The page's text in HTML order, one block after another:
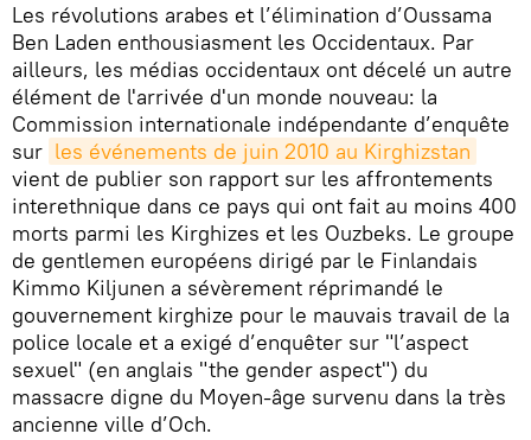
Les révolutions arabes et l’élimination d’Oussama
Ben Laden enthousiasment les Occidentaux. Par
ailleurs, les médias occidentaux ont décelé un autre
élément de l'arrivée d'un monde nouveau: la
Commission internationale indépendante d’enquête
sur les événements de juin 2010 au Kirghizstan
vient de publier son rapport sur les affrontements
interethnique dans ce pays qui ont fait au moins 400
morts parmi les Kirghizes et les Ouzbeks. Le groupe
de gentlemen européens dirigé par le Finlandais
Kimmo Kiljunen a sévèrement réprimandé le
gouvernement kirghize pour le mauvais travail de la
police locale et a exigé d’enquêter sur "l’aspect
sexuel" (en anglais "the gender aspect") du
massacre digne du Moyen-âge survenu dans la très
ancienne ville d’Och.